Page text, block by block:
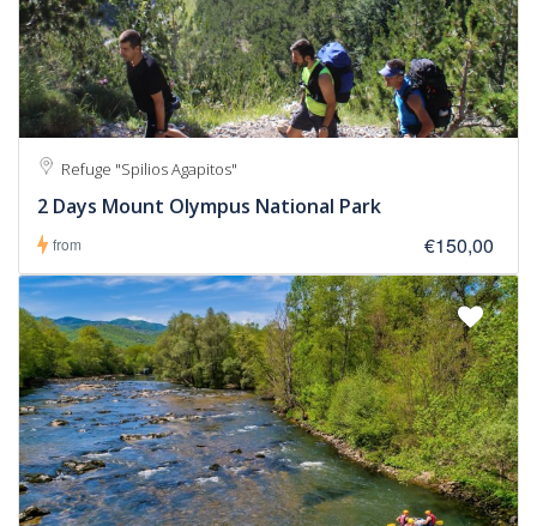
Refuge "Spilios Agapitos"
2 Days Mount Olympus National Park
from €150,00